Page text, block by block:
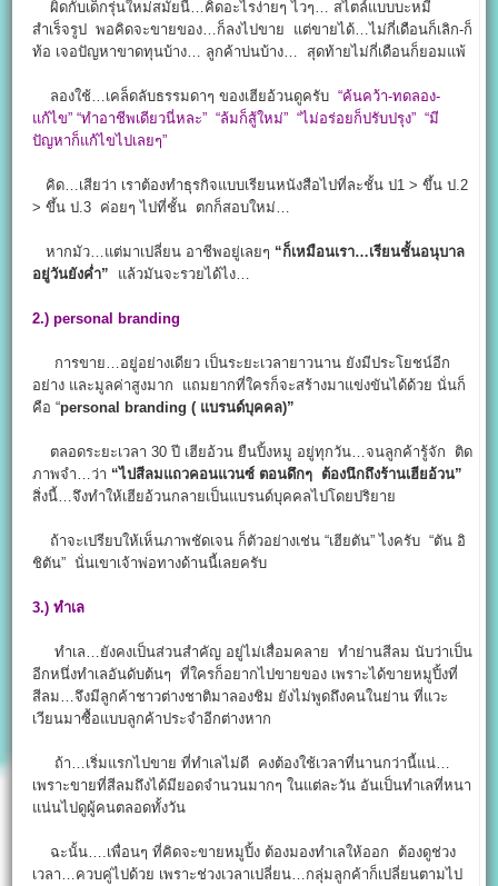
ผิดกับเด็กรุ่นใหม่สมัยนี้…คิดอะไรง่ายๆ ไวๆ… สไตล์แบบบะหมี่
สำเร็จรูป พอคิดจะขายของ…ก็ลงไปขาย แต่ขายได้…ไม่กี่เดือนก็เลิก-ก็
ท้อ เจอปัญหาขาดทุนบ้าง… ลูกค้าบ่นบ้าง… สุดท้ายไม่กี่เดือนก็ยอมแพ้
ลองใช้…เคล็ดลับธรรมดาๆ ของเฮียอ้วนดูครับ“ค้นคว้า-ทดลอง-
แก้ไข” “ทำอาชีพเดียวนี่หละ” “ล้มก็สู้ใหม่” “ไม่อร่อยก็ปรับปรุง” “มี
ปัญหาก็แก้ไขไปเลยๆ”
คิด…เสียว่า เราต้องทำธุรกิจแบบเรียนหนังสือไปที่ละชั้น ป1 > ขึ้น ป.2
> ขึ้น ป.3 ค่อยๆ ไปที่ชั้น ตกก็สอบใหม่…
หากมัว…แต่มาเปลี่ยน อาชีพอยู่เลยๆ “ก็เหมือนเรา…เรียนชั้นอนุบาล
อยู่วันยังค่ำ” แล้วมันจะรวยได้ไง…
2.) personal branding
การขาย…อยู่อย่างเดียว เป็นระยะเวลายาวนาน ยังมีประโยชน์อีก
อย่าง และมูลค่าสูงมาก แถมยากที่ใครก็จะสร้างมาแข่งขันได้ด้วย นั่นก็
คือ “personal branding ( แบรนด์บุคคล)”
ตลอดระยะเวลา 30 ปี เฮียอ้วน ยืนปิ้งหมู อยู่ทุกวัน…จนลูกค้ารู้จัก ติด
ภาพจำ…ว่า “ไปสีลมแถวคอนแวนซ์ ตอนดึกๆ ต้องนึกถึงร้านเฮียอ้วน”
สิ่งนี้…จึงทำให้เฮียอ้วนกลายเป็นแบรนด์บุคคลไปโดยปริยาย
ถ้าจะเปรียบให้เห็นภาพชัดเจน ก็ตัวอย่างเช่น “เฮียตัน” ไงครับ “ตัน อิ
ชิตัน” นั่นเขาเจ้าพ่อทางด้านนี้เลยครับ
3.) ทำเล
ทำเล…ยังคงเป็นส่วนสำคัญ อยู่ไม่เสื่อมคลาย ทำย่านสีลม นับว่าเป็น
อีกหนึ่งทำเลอันดับต้นๆ ที่ใครก็อยากไปขายของ เพราะได้ขายหมูปิ้งที่
สีลม…จึงมีลูกค้าชาวต่างชาติมาลองชิม ยังไม่พูดถึงคนในย่าน ที่แวะ
เวียนมาซื้อแบบลูกค้าประจำอีกต่างหาก
ถ้า…เริ่มแรกไปขาย ที่ทำเลไม่ดี คงต้องใช้เวลาที่นานกว่านี้แน่…
เพราะขายที่สีลมถึงได้มียอดจำนวนมากๆ ในแต่ละวัน อันเป็นทำเลที่หนา
แน่นไปดูผู้คนตลอดทั้งวัน
ฉะนั้น….เพื่อนๆ ที่คิดจะขายหมูปิ้ง ต้องมองทำเลให้ออก ต้องดูช่วง
เวลา…ควบคู่ไปด้วย เพราะช่วงเวลาเปลี่ยน…กลุ่มลูกค้าก็เปลี่ยนตามไป